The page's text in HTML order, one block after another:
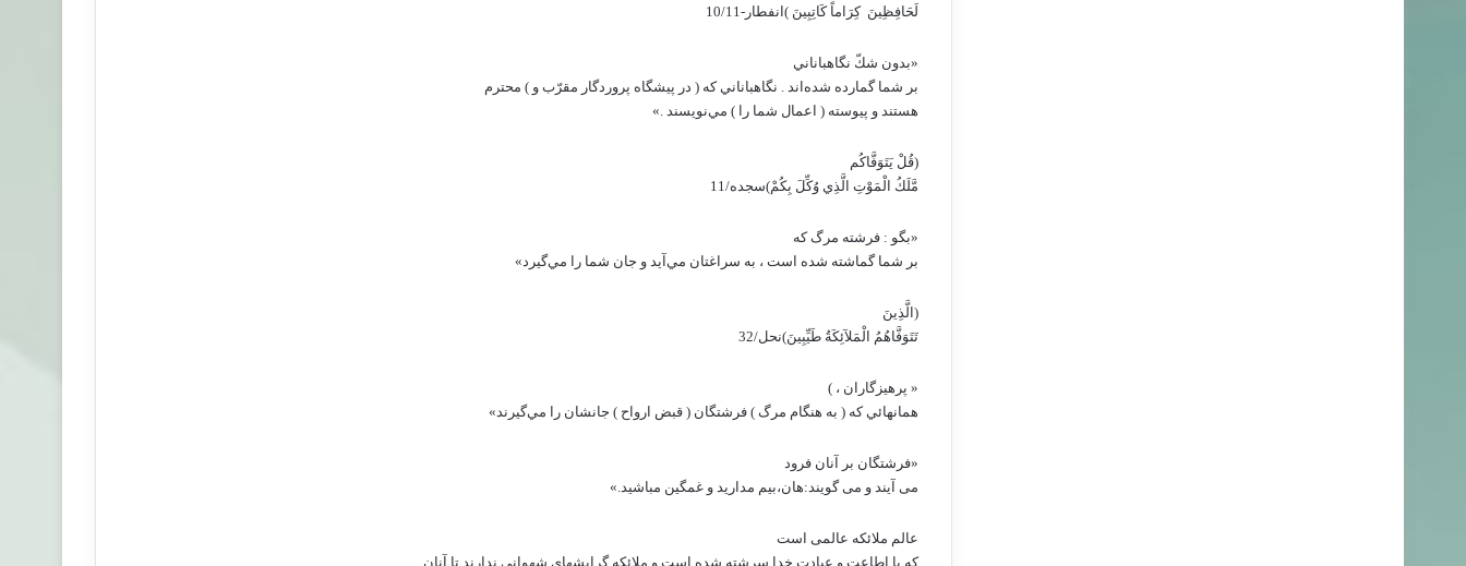
لَحَافِظِينَ ‏‏ كِرَاماً كَاتِبِينَ ‏)انفطار-10/11
«بدون شكّ نگاهباناني
بر شما گمارده شده‌اند . نگاهباناني كه ( در پيشگاه پروردگار مقرّب و ) محترم
هستند و پيوسته ( اعمال شما را ) مي‌نويسند .»
(قُلْ يَتَوَفَّاكُم
مَّلَكُ الْمَوْتِ الَّذِي وُكِّلَ بِكُمْ)سجده/11
«بگو : فرشته مرگ كه
بر شما گماشته شده است ، به سراغتان مي‌آيد و جان شما را مي‌گيرد»
(الَّذِينَ
تَتَوَفَّاهُمُ الْمَلآئِكَةُ طَيِّبِينَ)نحل/32
« پرهيزگاران ، )
همانهائي كه ( به هنگام مرگ ) فرشتگان ( قبض ارواح ) جانشان را مي‌گيرند»
«فرشتگان بر آنان فرود
می آیند و می گویند:هان،بیم مدارید و غمگین مباشید.»
عالم ملائکه عالمی است
که با اطاعت و عبادت خدا سرشته شده است و ملائکه گرایشهای شهوانی ندارند تا آنان